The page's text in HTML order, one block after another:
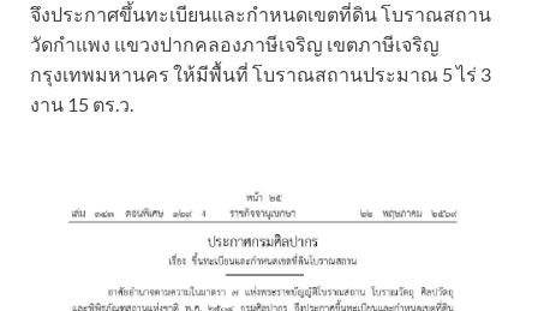
จึงประกาศขึ้นทะเบียนและกำหนดเขตที่ดิน โบราณสถาน
วัดกำแพง แขวงปากคลองภาษีเจริญ เขตภาษีเจริญ
กรุงเทพมหานคร ให้มีพื้นที่ โบราณสถานประมาณ 5 ไร่ 3
งาน 15 ตร.ว.